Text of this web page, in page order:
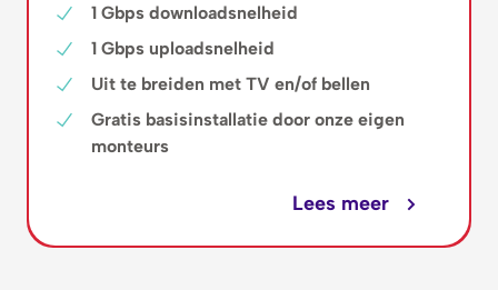
1 Gbps downloadsnelheid
1 Gbps uploadsnelheid
Uit te breiden met TV en/of bellen
Gratis basisinstallatie door onze eigen
monteurs
Lees meer